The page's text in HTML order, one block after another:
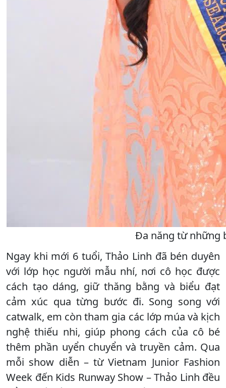
Đa năng từ những
Ngay khi mới 6 tuổi, Thảo Linh đã bén duyên
với lớp học người mẫu nhí, nơi cô học được
cách tạo dáng, giữ thăng bằng và biểu đạt
cảm xúc qua từng bước đi. Song song với
catwalk, em còn tham gia các lớp múa và kịch
nghệ thiếu nhi, giúp phong cách của cô bé
thêm phần uyển chuyển và truyền cảm. Qua
mỗi show diễn – từ Vietnam Junior Fashion
Week đến Kids Runway Show – Thảo Linh đều